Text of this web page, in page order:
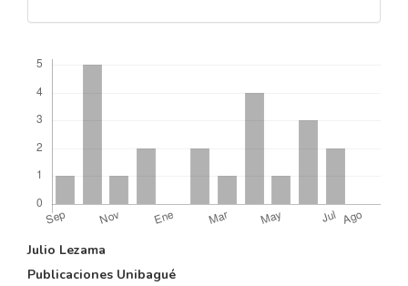
CONTENIDO
PRINCIPAL
Julio Lezama
Publicaciones Unibagué